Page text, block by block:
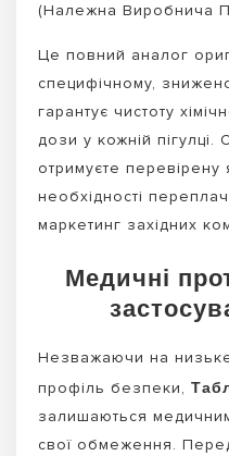
(Належна Виробнича
Це повний аналог
специфічному,
гарантує чистоту
дози у кожній
отримуєте перевірену
необхідності
маркетинг західних
Медичні
Незважаючи на
профіль безпеки,
залишаються
свої обмеження.